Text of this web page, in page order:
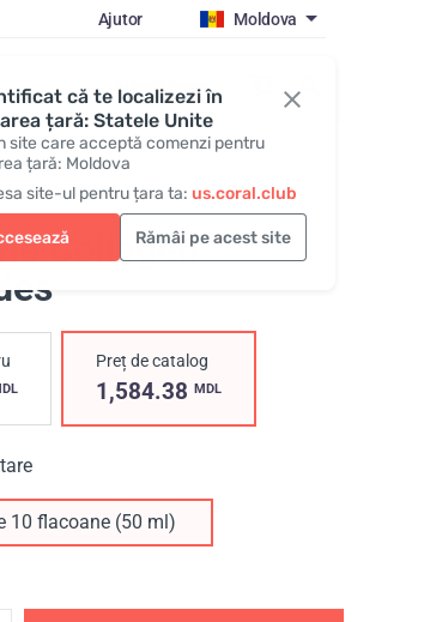
că te localizezi în
țară: Statele Unite
site care acceptă comenzi pentru
țară: Moldova
site-ul pentru țara ta: us.coral.club
Rămâi pe acest site
Ajutor Moldova
Autentificare
Tripeptides
Collagen
Preț de catalog
1,584.38 MDL
10 flacoane (50 ml)